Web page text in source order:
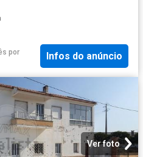
por
Infos do anúncio
Ver foto